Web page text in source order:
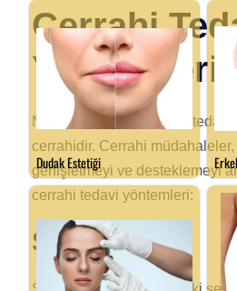
Cerrahi
Yöntemleri
Nazal valv yetmezliğinin
cerrahidir. Cerrahi
genişletmeyi ve desteklemeyi
cerrahi tedavi yöntemleri:
Septoplasti